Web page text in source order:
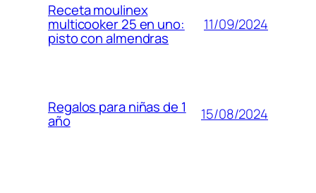
Receta moulinex
multicooker 25 en uno:
pisto con almendras
11/09/2024
Regalos para niñas de 1
año 15/08/2024